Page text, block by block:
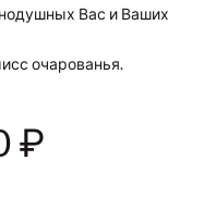
Вас и Ваших
очарованья.
₽